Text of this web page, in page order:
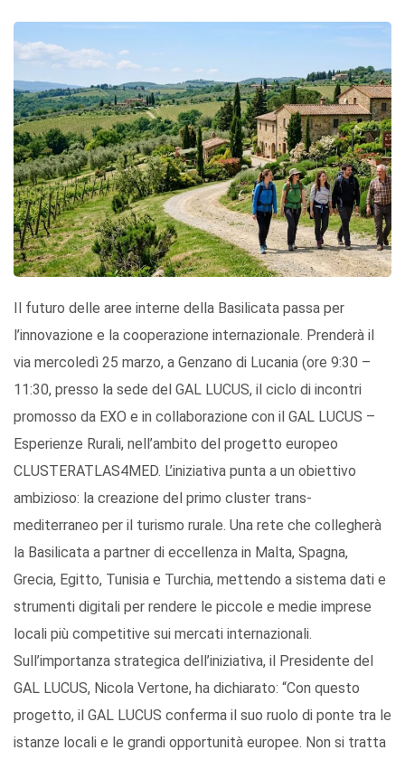
Il futuro delle aree interne della Basilicata passa per
l’innovazione e la cooperazione internazionale. Prenderà il
via mercoledì 25 marzo, a Genzano di Lucania (ore 9:30 –
11:30, presso la sede del GAL LUCUS, il ciclo di incontri
promosso da EXO e in collaborazione con il GAL LUCUS –
Esperienze Rurali, nell’ambito del progetto europeo
CLUSTERATLAS4MED. L’iniziativa punta a un obiettivo
ambizioso: la creazione del primo cluster trans-
mediterraneo per il turismo rurale. Una rete che collegherà
la Basilicata a partner di eccellenza in Malta, Spagna,
Grecia, Egitto, Tunisia e Turchia, mettendo a sistema dati e
strumenti digitali per rendere le piccole e medie imprese
locali più competitive sui mercati internazionali.
Sull’importanza strategica dell’iniziativa, il Presidente del
GAL LUCUS, Nicola Vertone, ha dichiarato: “Con questo
progetto, il GAL LUCUS conferma il suo ruolo di ponte tra le
istanze locali e le grandi opportunità europee. Non si tratta